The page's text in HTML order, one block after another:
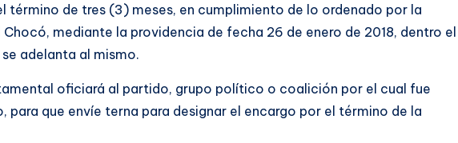
término de tres (3) meses, en cumplimiento de lo ordenado por la
Chocó, mediante la providencia de fecha 26 de enero de 2018, dentro el
adelanta al mismo.
oficiará al partido, grupo político o coalición por el cual fue
para que envíe terna para designar el encargo por el término de la